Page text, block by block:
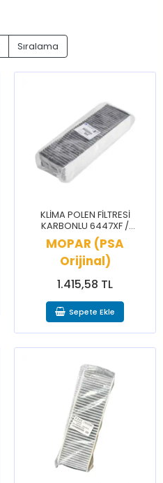
Sıralama
KLİMA POLEN FİLTRESİ
KARBONLU 6447XF /
BERLİNGO C4 C5 JUMPY DS5
DS7 3008 TRAVELLER
PARTNER RİFTER
MOPAR (PSA
Orijinal)
1.415,58 TL
Sepete Ekle